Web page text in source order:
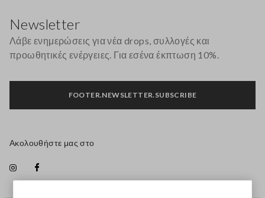
Newsletter
Λάβε ενημερώσεις για νέα drops, συλλογές και
προωθητικές ενέργειες. Για εσένα έκπτωση 10%.
FOOTER.NEWSLETTER.SUBSCRIBE
Ακολουθήστε μας στο